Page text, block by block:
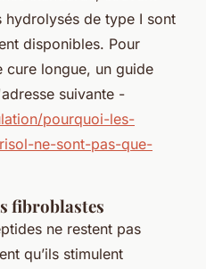
de type I sont
disponibles. Pour
longue, un guide
suivante -
pourquoi-les-
ne-sont-pas-que-
fibroblastes
ne restent pas
qu’ils stimulent